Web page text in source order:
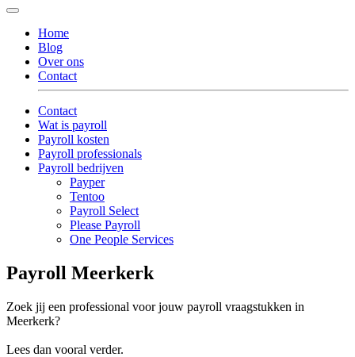
Home
Blog
Over ons
Contact
Contact
Wat is payroll
Payroll kosten
Payroll professionals
Payroll bedrijven
Payper
Tentoo
Payroll Select
Please Payroll
One People Services
Payroll Meerkerk
Zoek jij een professional voor jouw payroll vraagstukken in
Meerkerk?
Lees dan vooral verder.